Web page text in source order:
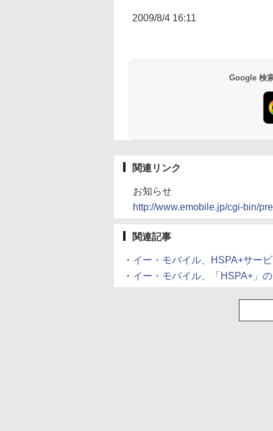
2009/8/4 16:11
Google 検
関連リンク
お知らせ
http://www.emobile.jp/cgi-bin/
関連記事
・ イー・モバイル、HSPA+サー
・ イー・モバイル、「HSPA+」